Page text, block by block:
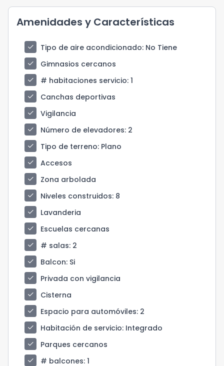
Amenidades y Características
check Tipo de aire acondicionado: No Tiene
check
Gimnasios cercanos
check
# habitaciones servicio: 1
check
Canchas deportivas
check
Vigilancia
check
Número de elevadores: 2
check
Tipo de terreno: Plano
check
Accesos
check
Zona arbolada
check
Niveles construidos: 8
check
Lavanderia
check
Escuelas cercanas
check
# salas: 2
check
Balcon: Si
check
Privada con vigilancia
check
Cisterna
check
Espacio para automóviles: 2
check
Habitación de servicio: Integrado
check
Parques cercanos
check
# balcones: 1